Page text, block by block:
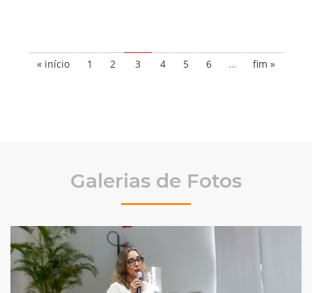
« início 1 2 3 4 5 6 … fim »
Galerias de Fotos